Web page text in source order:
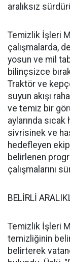
aralıksız
Temizlik İşleri
çalışmalarda,
yosun ve mil
bilinçsizce
Traktör ve
suyun akışı
ve temiz bir
aylarında
sivrisinek ve
hedefleyen
belirlenen
çalışmalarını
BELİRLİ
Temizlik İşleri
temizliğinin
belirterek